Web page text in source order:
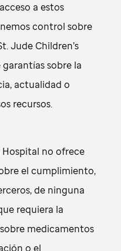
a estos
control sobre
Jude Children’s
sobre la
actualidad o
recursos.
Hospital no ofrece
el cumplimiento,
de ninguna
requiera la
medicamentos
o el